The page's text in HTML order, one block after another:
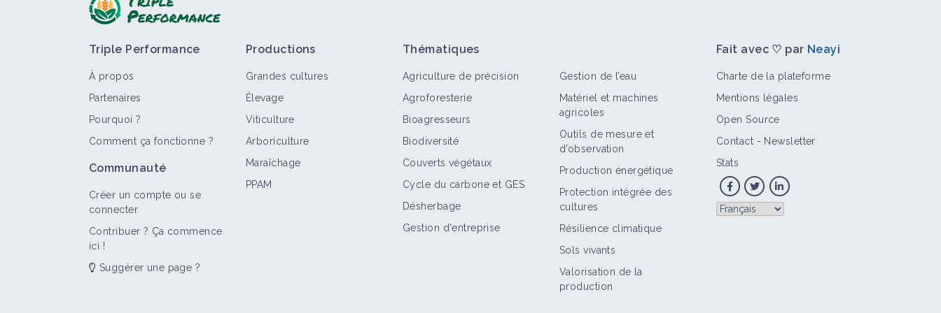
Retour d'expérience
Chambre d'agriculture du Cantal
Structure
Introduction de cultures économes en
Triple Performance
À propos
Partenaires
Pourquoi ?
Comment ça fonctionne ?
Communauté
Créer un compte ou se
connecter
Contribuer ? Ça commence
ici !
Suggérer une page ?
Productions
Grandes cultures
Élevage
Viticulture
Arboriculture
Maraîchage
PPAM
Thématiques
Agriculture de précision
Agroforesterie
Bioagresseurs
Biodiversité
Couverts végétaux
Cycle du carbone et GES
Désherbage
Gestion d'entreprise
Gestion de l’eau
Matériel et machines
agricoles
Outils de mesure et
d’observation
Production énergétique
Protection intégrée des
cultures
Résilience climatique
Sols vivants
Valorisation de la
production
Fait avec ♡ par Neayi
Charte de la plateforme
Mentions légales
Open Source
Contact - Newsletter
Stats